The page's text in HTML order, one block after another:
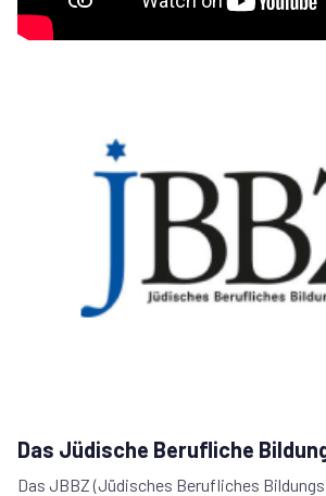
Das Jüdische Berufliche
Das JBBZ (Jüdisches Berufliches